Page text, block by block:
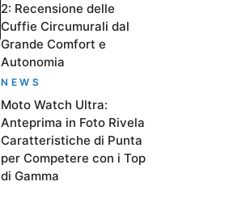
2: Recensione delle
Cuffie Circumurali dal
Grande Comfort e
Autonomia
NEWS
Moto Watch Ultra:
Anteprima in Foto Rivela
Caratteristiche di Punta
per Competere con i Top
di Gamma